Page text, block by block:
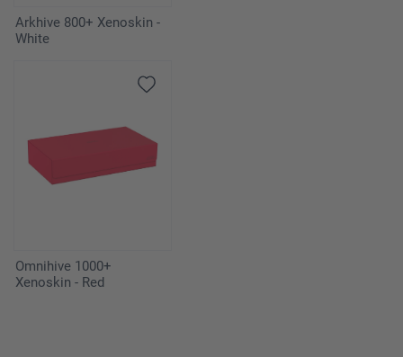
Arkhive 800+ Xenoskin -
White
Omnihive 1000+
Xenoskin - Red